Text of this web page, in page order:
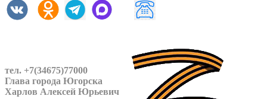
тел. +7(34675)77000
Глава города Югорска
Харлов Алексей Юрьевич